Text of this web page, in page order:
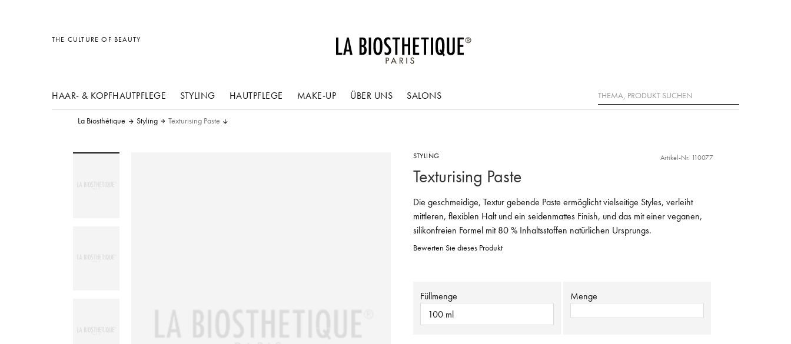
THE CULTURE OF BEAUTY
HAAR- & KOPFHAUTPFLEGE STYLING
Sonstiges
HAUTPFLEGE MAKE-UP ÜBER UNS SALONS Suche
La Biosthétique Styling Texturising Paste
STYLING Artikel-Nr. 110077
Texturising Paste
Die geschmeidige, Textur gebende Paste ermöglicht vielseitige Styles, verleiht
mittleren, flexiblen Halt und ein seidenmattes Finish, und das mit einer veganen,
silikonfreien Formel mit 80 % Inhaltsstoffen natürlichen Ursprungs.
Bewerten Sie dieses Produkt
Füllmenge
100 ml
Menge